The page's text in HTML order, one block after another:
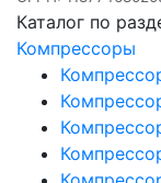
Каталог по
Компрессоры